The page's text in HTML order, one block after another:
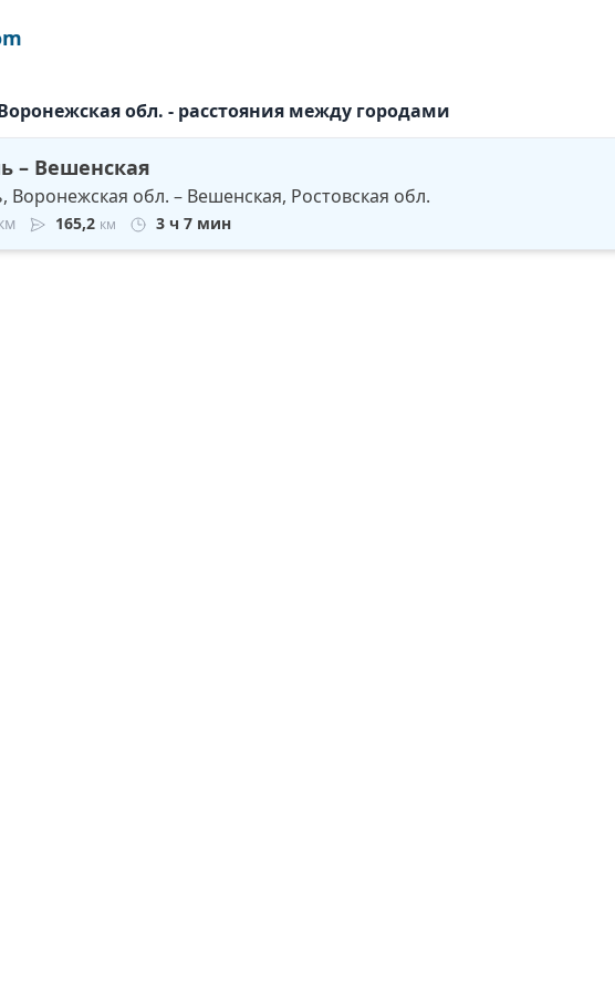
обл. - расстояния между городами
– Вешенская
Воронежская обл. – Вешенская, Ростовская обл.
165,2 км 3 ч 7 мин